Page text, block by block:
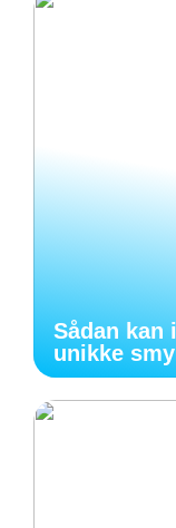
Sådan kan
unikke